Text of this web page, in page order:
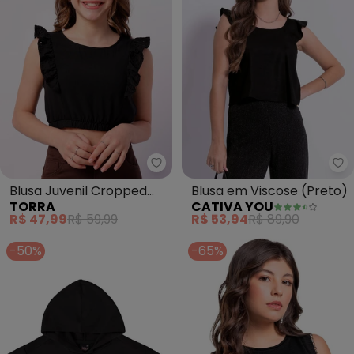
Torra - Blusa Juvenil Cropped
Blusa Juvenil Cropped
Canelada (Branca)
TORRA
R$ 47,99R$ 59,99
Blusa em Viscose (Preto)
CATIVA YOU
R$ 53,94R$ 89,90
-50%
-65%